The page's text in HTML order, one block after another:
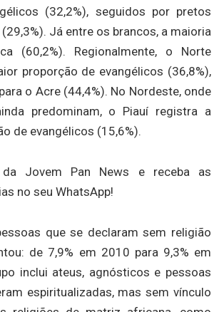
(32,2%), seguidos por pretos
Já entre os brancos, a maioria
(60,2%). Regionalmente, o Norte
proporção de evangélicos (36,8%),
o Acre (44,4%). No Nordeste, onde
predominam, o Piauí registra a
de evangélicos (15,6%).
Jovem Pan News e receba as
no seu WhatsApp!
que se declaram sem religião
de 7,9% em 2010 para 9,3% em
inclui ateus, agnósticos e pessoas
espiritualizadas, mas sem vínculo